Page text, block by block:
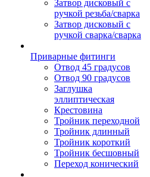
Затвор дисковый с
ручкой резьба/сварка
Затвор дисковый с
ручкой сварка/сварка
Приварные фитинги
Отвод 45 градусов
Отвод 90 градусов
Заглушка
эллиптическая
Крестовина
Тройник переходной
Тройник длинный
Тройник короткий
Тройник бесшовный
Переход конический